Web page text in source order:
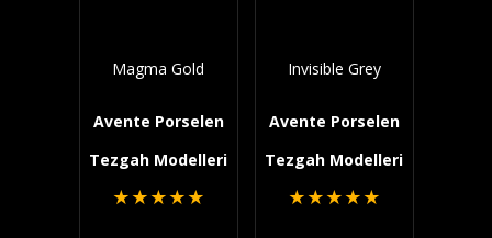
Magma Gold
Avente Porselen
Tezgah Modelleri
★ ★ ★ ★ ★
Invisible Grey
Avente Porselen
Tezgah Modelleri
★ ★ ★ ★ ★